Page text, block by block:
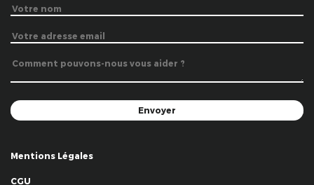
Mentions Légales
CGU